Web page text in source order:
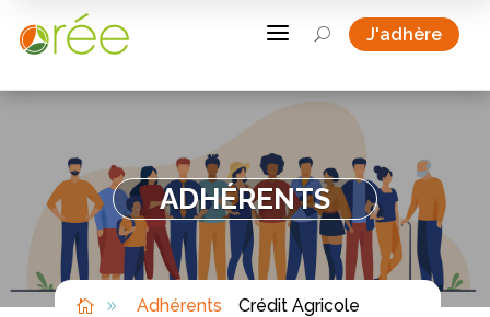
a U J'adhère
ADHÉRENTS
 9 Adhérents Crédit Agricole